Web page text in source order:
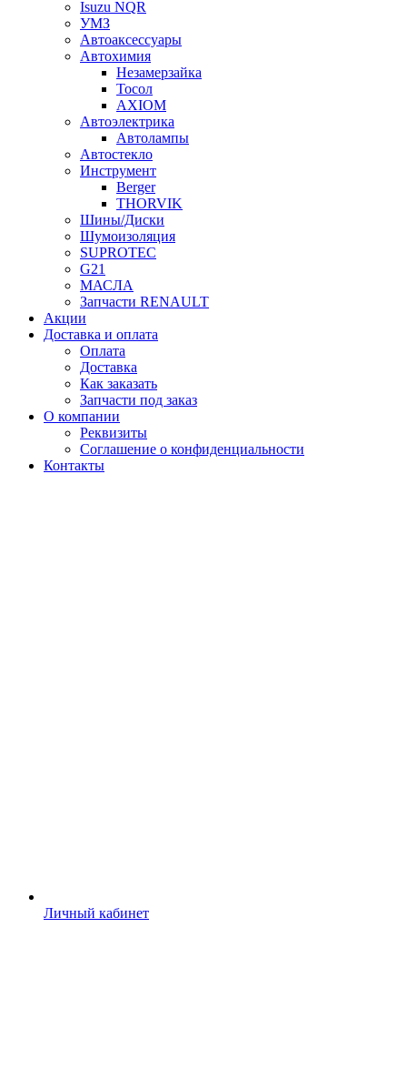
Isuzu NQR
УМЗ
Автоаксессуары
Автохимия
Незамерзайка
Тосол
AXIOM
Автоэлектрика
Автолампы
Автостекло
Инструмент
Berger
THORVIK
Шины/Диски
Шумоизоляция
SUPROTEC
G21
МАСЛА
Запчасти RENAULT
Акции
Доставка и оплата
Оплата
Доставка
Как заказать
Запчасти под заказ
О компании
Реквизиты
Соглашение о конфиденциальности
Контакты
Личный кабинет